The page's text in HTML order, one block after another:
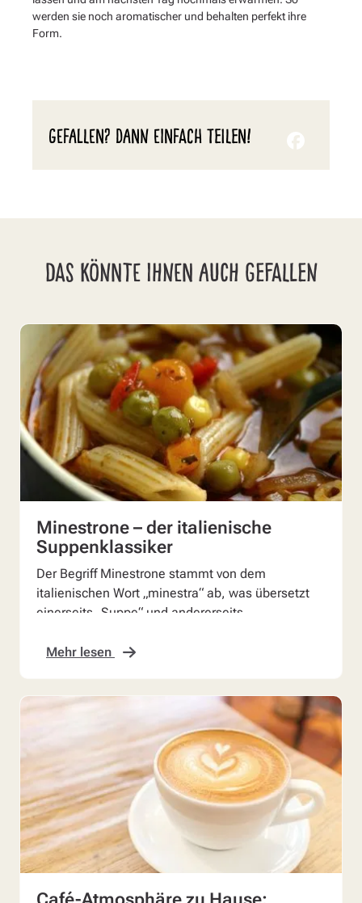
werden sie noch aromatischer und behalten perfekt ihre
Form.
GEFALLEN? DANN EINFACH TEILEN!
DAS KÖNNTE IHNEN AUCH GEFALLEN
Minestrone – der italienische
Suppenklassiker
Der Begriff Minestrone stammt von dem
italienischen Wort „minestra“ ab, was übersetzt
einerseits „Suppe“ und andererseits
Mehr lesen